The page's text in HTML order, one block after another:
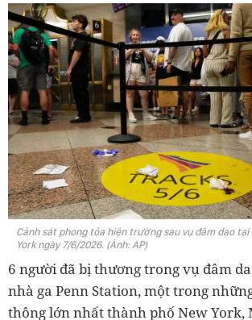
Cảnh sát phong tỏa hiện trường sau vụ đâm dao
York ngày 7/6/2026. (Ảnh: AP)
6 người đã bị thương trong vụ đâm
nhà ga Penn Station, một trong
thông lớn nhất thành phố New York,